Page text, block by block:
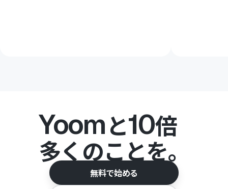
Yoomと10倍
多くのことを。
無料で始める